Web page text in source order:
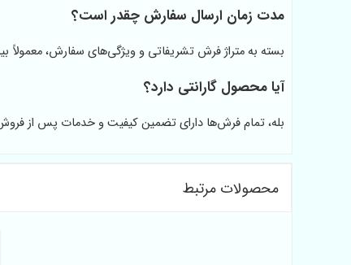
مدت زمان ارسال سفارش چقدر است؟
بسته به متراژ فرش تشریفاتی و ویژگی‌های سفارش، معمولاً بین 8 تا 15 روز کاری زمان نیاز
آیا محصول گارانتی دارد؟
بله، تمام فرش‌ها دارای تضمین کیفیت و خدمات پس از
محصولات مرتبط